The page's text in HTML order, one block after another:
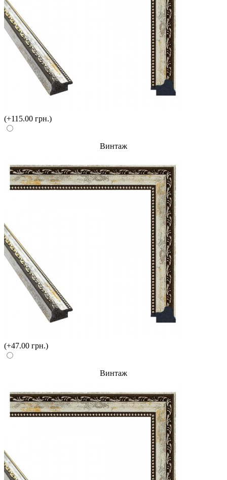
(+115.00 грн.)
Винтаж
(+47.00 грн.)
Винтаж